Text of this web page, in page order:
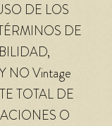
DE LOS
DE
NO Vintage
TOTAL DE
O